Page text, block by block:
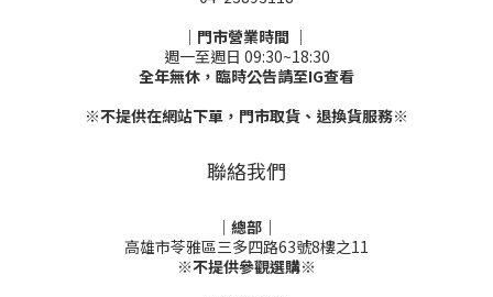
｜門市營業時間 ｜
週一至週日 09:30~18:30
全年無休，臨時公告請至IG查看
※不提供在網站下單，門市取貨、退換貨服務※
聯絡我們
｜總部｜
高雄市苓雅區三多四路63號8樓之11
※不提供參觀選購※